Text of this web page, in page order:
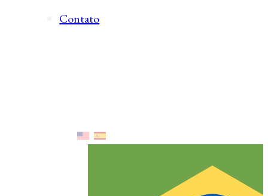
Contato